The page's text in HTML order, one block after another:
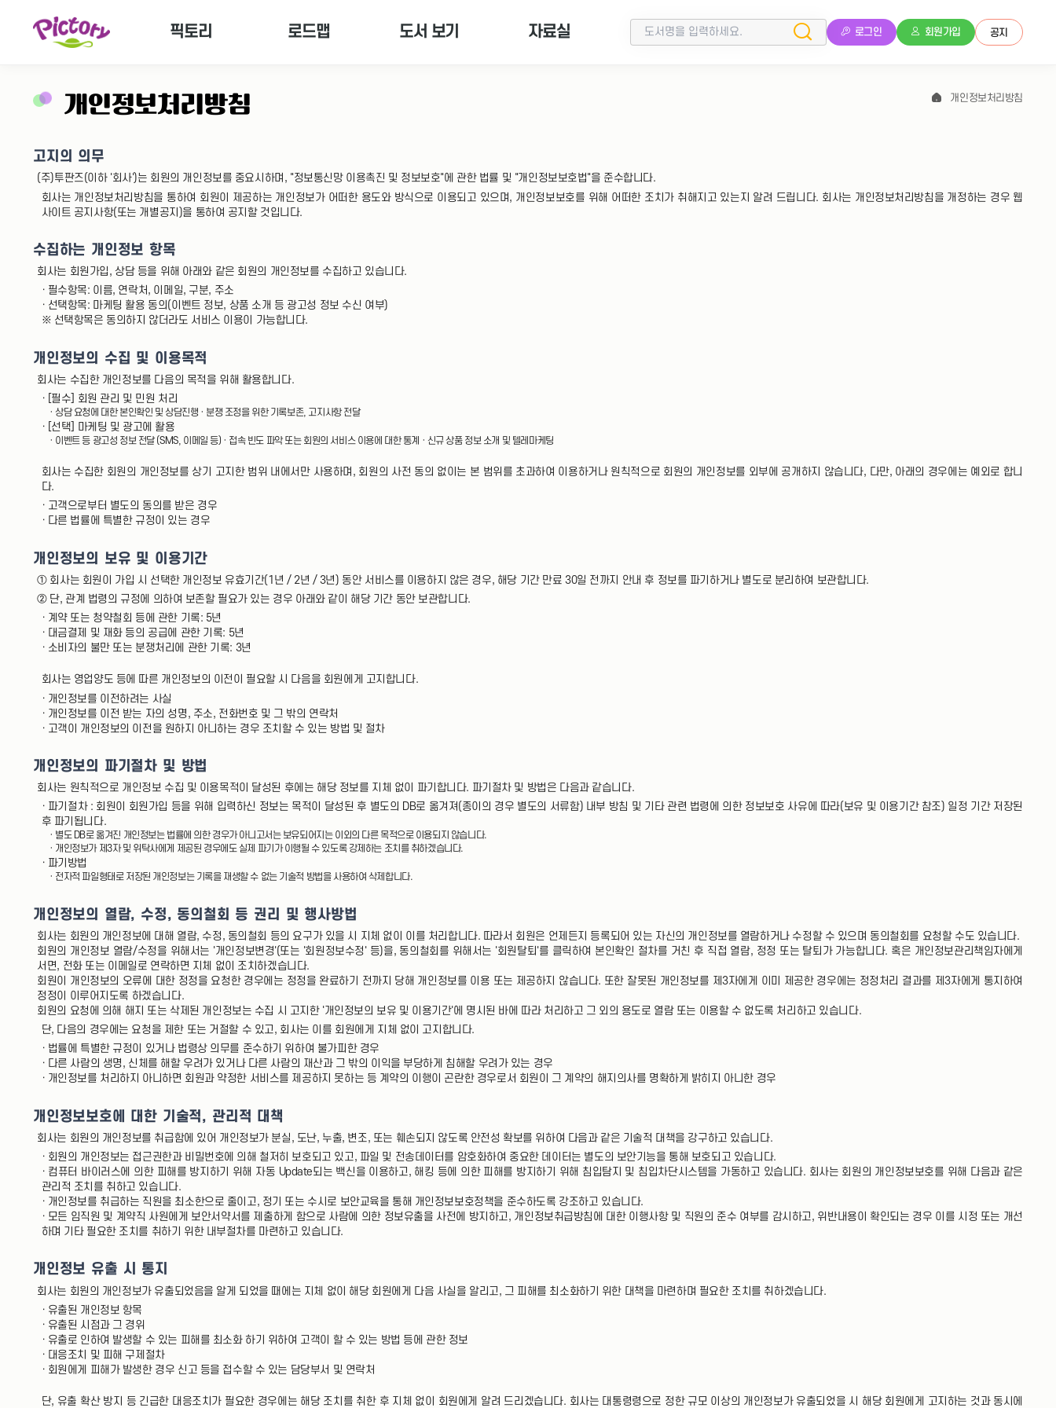
픽토리 로드맵 도서 보기 자료실 로그인 회원가입 공지
개인정보처리방침 개인정보처리방침
고지의 의무
(주)투판즈(이하 '회사')는 회원의 개인정보를 중요시하며, "정보통신망 이용촉진 및 정보보호"에 관한 법률 및 "개인정보보호법"을 준수합니다.
회사는 개인정보처리방침을 통하여 회원이 제공하는 개인정보가 어떠한 용도와 방식으로 이용되고 있으며, 개인정보보호를 위해 어떠한 조치가 취해지고 있는지 알려 드립니다. 회사는 개인정보처리방침을 개정하는 경우 웹
사이트 공지사항(또는 개별공지)을 통하여 공지할 것입니다.
수집하는 개인정보 항목
회사는 회원가입, 상담 등을 위해 아래와 같은 회원의 개인정보를 수집하고 있습니다.
· 필수항목: 이름, 연락처, 이메일, 구분, 주소
· 선택항목: 마케팅 활용 동의(이벤트 정보, 상품 소개 등 광고성 정보 수신 여부)
※ 선택항목은 동의하지 않더라도 서비스 이용이 가능합니다.
개인정보의 수집 및 이용목적
회사는 수집한 개인정보를 다음의 목적을 위해 활용합니다.
· [필수] 회원 관리 및 민원 처리
· 상담 요청에 대한 본인확인 및 상담진행 · 분쟁 조정을 위한 기록보존, 고지사항 전달
· [선택] 마케팅 및 광고에 활용
· 이벤트 등 광고성 정보 전달 (SMS, 이메일 등) · 접속 빈도 파악 또는 회원의 서비스 이용에 대한 통계 · 신규 상품 정보 소개 및 텔레마케팅
회사는 수집한 회원의 개인정보를 상기 고지한 범위 내에서만 사용하며, 회원의 사전 동의 없이는 본 범위를 초과하여 이용하거나 원칙적으로 회원의 개인정보를 외부에 공개하지 않습니다, 다만, 아래의 경우에는 예외로 합니
다.
· 고객으로부터 별도의 동의를 받은 경우
· 다른 법률에 특별한 규정이 있는 경우
개인정보의 보유 및 이용기간
① 회사는 회원이 가입 시 선택한 개인정보 유효기간(1년 / 2년 / 3년) 동안 서비스를 이용하지 않은 경우, 해당 기간 만료 30일 전까지 안내 후 정보를 파기하거나 별도로 분리하여 보관합니다.
② 단, 관계 법령의 규정에 의하여 보존할 필요가 있는 경우 아래와 같이 해당 기간 동안 보관합니다.
· 계약 또는 청약철회 등에 관한 기록: 5년
· 대금결제 및 재화 등의 공급에 관한 기록: 5년
· 소비자의 불만 또는 분쟁처리에 관한 기록: 3년
회사는 영업양도 등에 따른 개인정보의 이전이 필요할 시 다음을 회원에게 고지합니다.
· 개인정보를 이전하려는 사실
· 개인정보를 이전 받는 자의 성명, 주소, 전화번호 및 그 밖의 연락처
· 고객이 개인정보의 이전을 원하지 아니하는 경우 조치할 수 있는 방법 및 절차
개인정보의 파기절차 및 방법
회사는 원칙적으로 개인정보 수집 및 이용목적이 달성된 후에는 해당 정보를 지체 없이 파기합니다. 파기절차 및 방법은 다음과 같습니다.
· 파기절차 : 회원이 회원가입 등을 위해 입력하신 정보는 목적이 달성된 후 별도의 DB로 옮겨져(종이의 경우 별도의 서류함) 내부 방침 및 기타 관련 법령에 의한 정보보호 사유에 따라(보유 및 이용기간 참조) 일정 기간 저장된
후 파기됩니다.
· 별도 DB로 옮겨진 개인정보는 법률에 의한 경우가 아니고서는 보유되어지는 이외의 다른 목적으로 이용되지 않습니다.
· 개인정보가 제3자 및 위탁사에게 제공된 경우에도 실제 파기가 이행될 수 있도록 강제하는 조치를 취하겠습니다.
· 파기방법
· 전자적 파일형태로 저장된 개인정보는 기록을 재생할 수 없는 기술적 방법을 사용하여 삭제합니다.
개인정보의 열람, 수정, 동의철회 등 권리 및 행사방법
회사는 회원의 개인정보에 대해 열람, 수정, 동의철회 등의 요구가 있을 시 지체 없이 이를 처리합니다. 따라서 회원은 언제든지 등록되어 있는 자신의 개인정보를 열람하거나 수정할 수 있으며 동의철회를 요청할 수도 있습니다.
회원의 개인정보 열람/수정을 위해서는 '개인정보변경'(또는 '회원정보수정' 등)을, 동의철회를 위해서는 '회원탈퇴'를 클릭하여 본인확인 절차를 거친 후 직접 열람, 정정 또는 탈퇴가 가능합니다. 혹은 개인정보관리책임자에게
서면, 전화 또는 이메일로 연락하면 지체 없이 조치하겠습니다.
회원이 개인정보의 오류에 대한 정정을 요청한 경우에는 정정을 완료하기 전까지 당해 개인정보를 이용 또는 제공하지 않습니다. 또한 잘못된 개인정보를 제3자에게 이미 제공한 경우에는 정정처리 결과를 제3자에게 통지하여
정정이 이루어지도록 하겠습니다.
회원의 요청에 의해 해지 또는 삭제된 개인정보는 수집 시 고지한 '개인정보의 보유 및 이용기간'에 명시된 바에 따라 처리하고 그 외의 용도로 열람 또는 이용할 수 없도록 처리하고 있습니다.
단, 다음의 경우에는 요청을 제한 또는 거절할 수 있고, 회사는 이를 회원에게 지체 없이 고지합니다.
· 법률에 특별한 규정이 있거나 법령상 의무를 준수하기 위하여 불가피한 경우
· 다른 사람의 생명, 신체를 해할 우려가 있거나 다른 사람의 재산과 그 밖의 이익을 부당하게 침해할 우려가 있는 경우
· 개인정보를 처리하지 아니하면 회원과 약정한 서비스를 제공하지 못하는 등 계약의 이행이 곤란한 경우로서 회원이 그 계약의 해지의사를 명확하게 밝히지 아니한 경우
개인정보보호에 대한 기술적, 관리적 대책
회사는 회원의 개인정보를 취급함에 있어 개인정보가 분실, 도난, 누출, 변조, 또는 훼손되지 않도록 안전성 확보를 위하여 다음과 같은 기술적 대책을 강구하고 있습니다.
· 회원의 개인정보는 접근권한과 비밀번호에 의해 철저히 보호되고 있고, 파일 및 전송데이터를 암호화하여 중요한 데이터는 별도의 보안기능을 통해 보호되고 있습니다.
· 컴퓨터 바이러스에 의한 피해를 방지하기 위해 자동 Update되는 백신을 이용하고, 해킹 등에 의한 피해를 방지하기 위해 침입탐지 및 침입차단시스템을 가동하고 있습니다. 회사는 회원의 개인정보보호를 위해 다음과 같은
관리적 조치를 취하고 있습니다.
· 개인정보를 취급하는 직원을 최소한으로 줄이고, 정기 또는 수시로 보안교육을 통해 개인정보보호정책을 준수하도록 강조하고 있습니다.
· 모든 임직원 및 계약직 사원에게 보안서약서를 제출하게 함으로 사람에 의한 정보유출을 사전에 방지하고, 개인정보취급방침에 대한 이행사항 및 직원의 준수 여부를 감시하고, 위반내용이 확인되는 경우 이를 시정 또는 개선
하며 기타 필요한 조치를 취하기 위한 내부절차를 마련하고 있습니다.
개인정보 유출 시 통지
회사는 회원의 개인정보가 유출되었음을 알게 되었을 때에는 지체 없이 해당 회원에게 다음 사실을 알리고, 그 피해를 최소화하기 위한 대책을 마련하며 필요한 조치를 취하겠습니다.
· 유출된 개인정보 항목
· 유출된 시점과 그 경위
· 유출로 인하여 발생할 수 있는 피해를 최소화 하기 위하여 고객이 할 수 있는 방법 등에 관한 정보
· 대응조치 및 피해 구제절차
· 회원에게 피해가 발생한 경우 신고 등을 접수할 수 있는 담당부서 및 연락처
단, 유출 확산 방지 등 긴급한 대응조치가 필요한 경우에는 해당 조치를 취한 후 지체 없이 회원에게 알려 드리겠습니다. 회사는 대통령령으로 정한 규모 이상의 개인정보가 유출되었을 시 해당 회원에게 고지하는 것과 동시에